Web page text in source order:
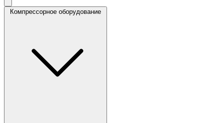
Компрессорное оборудование